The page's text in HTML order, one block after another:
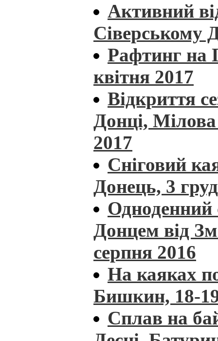
Активний
Сіверському
Рафтинг на
квітня 2017
Відкриття
Донці, Мілова
2017
Сніговий
Донець, 3
Одноденний
Донцем від
серпня 2016
На каяках
Бишкин, 18-
Сплав на